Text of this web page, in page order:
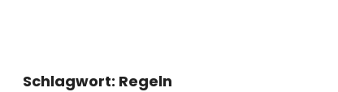
Schlagwort: Regeln